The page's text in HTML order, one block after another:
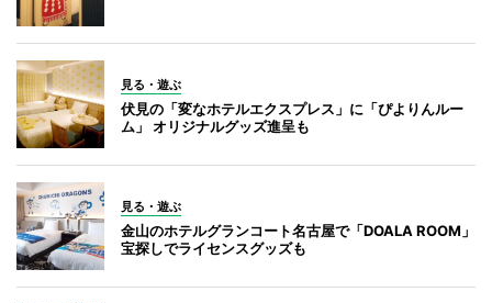
見る・遊ぶ
伏見の「変なホテルエクスプレス」に「ぴよりんルー
ム」 オリジナルグッズ進呈も
見る・遊ぶ
金山のホテルグランコート名古屋で「DOALA ROOM」
宝探しでライセンスグッズも